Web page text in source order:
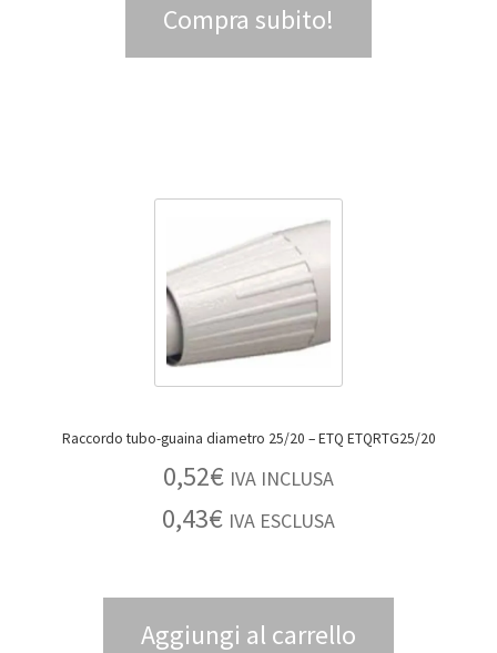
Compra subito!
Raccordo tubo-guaina diametro 25/20 – ETQ ETQRTG25/20
0,52€ IVA INCLUSA
0,43€ IVA ESCLUSA
Aggiungi al carrello